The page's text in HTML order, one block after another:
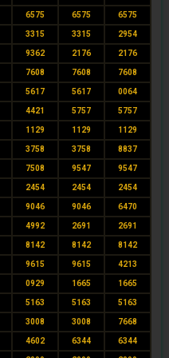
6575 6575 6575
3315 3315 2954
9362 2176 2176
7608 7608 7608
5617 5617 0064
4421 5757 5757
1129 1129 1129
3758 3758 8837
7508 9547 9547
2454 2454 2454
9046 9046 6470
4992 2691 2691
8142 8142 8142
9615 9615 4213
0929 1665 1665
5163 5163 5163
3008 3008 7668
4602 6344 6344